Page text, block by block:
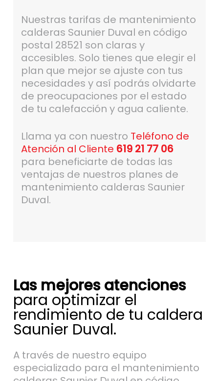
Nuestras tarifas de mantenimiento
calderas Saunier Duval en código
postal 28521 son claras y
accesibles. Solo tienes que elegir el
plan que mejor se ajuste con tus
necesidades y así podrás olvidarte
de preocupaciones por el estado
de tu calefacción y agua caliente.
Llama ya con nuestro Teléfono de
Atención al Cliente 619 21 77 06
para beneficiarte de todas las
ventajas de nuestros planes de
mantenimiento calderas Saunier
Duval.
Las mejores atenciones
para optimizar el
rendimiento de tu caldera
Saunier Duval.
A través de nuestro equipo
especializado para el mantenimiento